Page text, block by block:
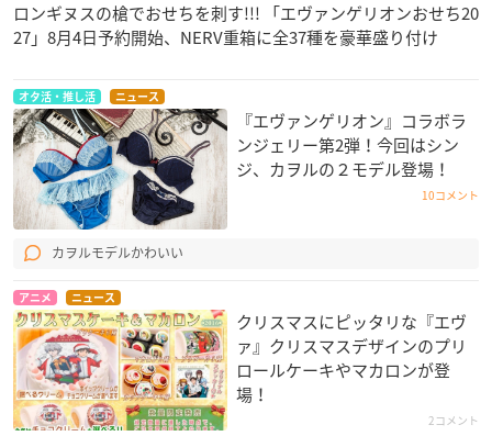
ロンギヌスの槍でおせちを刺す!!! 「エヴァンゲリオンおせち20
27」8月4日予約開始、NERV重箱に全37種を豪華盛り付け
オタ活・推し活 ニュース
『エヴァンゲリオン』コラボラ
ンジェリー第2弾！今回はシン
ジ、カヲルの２モデル登場！
10コメント
カヲルモデルかわいい
アニメ ニュース
クリスマスにピッタリな『エヴ
ァ』クリスマスデザインのプリ
ロールケーキやマカロンが登
場！
2コメント